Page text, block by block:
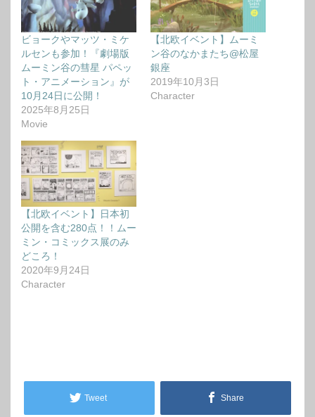
ビョークやマッツ・ミケ
ルセンも参加！『劇場版
ムーミン谷の彗星 パペッ
ト・アニメーション』が
10月24日に公開！
2025年8月25日
Movie
【北欧イベント】ムーミ
ン谷のなかまたち@松屋
銀座
2019年10月3日
Character
【北欧イベント】日本初
公開を含む280点！！ムー
ミン・コミックス展のみ
どころ！
2020年9月24日
Character
Tweet Share